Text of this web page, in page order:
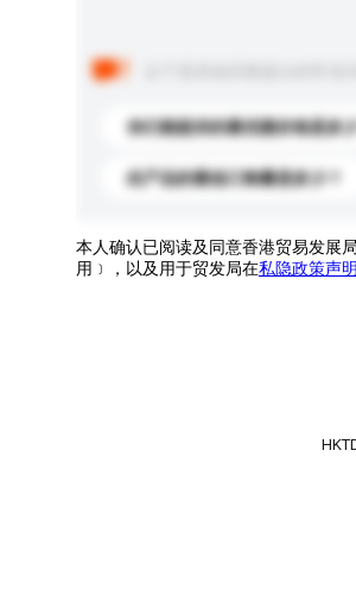
你们能提供的最优惠价格是多少
此产品的最低订购量是多少？
本人确认已阅读及同意香港贸易发展
用﹞，以及用于贸发局在私隐政策声明